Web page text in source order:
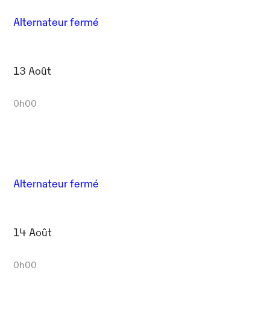
Alternateur fermé
13 Août
0h00
Alternateur fermé
14 Août
0h00